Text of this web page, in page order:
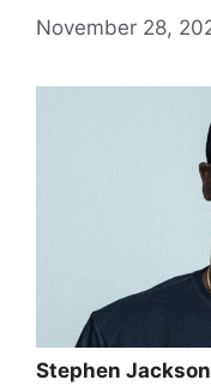
November 28,
Stephen